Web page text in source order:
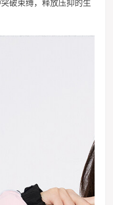
破束缚，释放压抑的生